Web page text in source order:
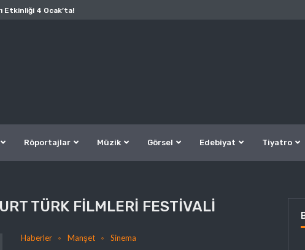
Etkinliği 4 Ocak’ta!
Röportajlar Müzik Görsel Edebiyat Tiyatro
TÜRK FILMLERI FESTIVALI
Haberler Manşet Sinema